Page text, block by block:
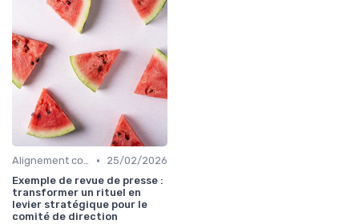
Alignement communication & stratégie business •
25/02/2026
Exemple de revue de presse :
transformer un rituel en
levier stratégique pour le
comité de direction